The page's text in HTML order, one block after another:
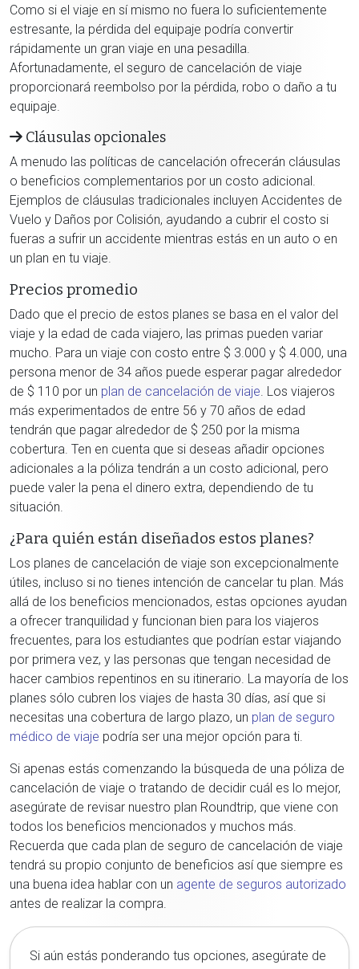
Como si el viaje en sí mismo no fuera lo suficientemente
estresante, la pérdida del equipaje podría convertir
rápidamente un gran viaje en una pesadilla.
Afortunadamente, el seguro de cancelación de viaje
proporcionará reembolso por la pérdida, robo o daño a tu
equipaje.
Cláusulas opcionales
A menudo las políticas de cancelación ofrecerán cláusulas
o beneficios complementarios por un costo adicional.
Ejemplos de cláusulas tradicionales incluyen Accidentes de
Vuelo y Daños por Colisión, ayudando a cubrir el costo si
fueras a sufrir un accidente mientras estás en un auto o en
un plan en tu viaje.
Precios promedio
Dado que el precio de estos planes se basa en el valor del
viaje y la edad de cada viajero, las primas pueden variar
mucho. Para un viaje con costo entre $ 3.000 y $ 4.000, una
persona menor de 34 años puede esperar pagar alrededor
de $ 110 por un plan de cancelación de viaje. Los viajeros
más experimentados de entre 56 y 70 años de edad
tendrán que pagar alrededor de $ 250 por la misma
cobertura. Ten en cuenta que si deseas añadir opciones
adicionales a la póliza tendrán a un costo adicional, pero
puede valer la pena el dinero extra, dependiendo de tu
situación.
¿Para quién están diseñados estos planes?
Los planes de cancelación de viaje son excepcionalmente
útiles, incluso si no tienes intención de cancelar tu plan. Más
allá de los beneficios mencionados, estas opciones ayudan
a ofrecer tranquilidad y funcionan bien para los viajeros
frecuentes, para los estudiantes que podrían estar viajando
por primera vez, y las personas que tengan necesidad de
hacer cambios repentinos en su itinerario. La mayoría de los
planes sólo cubren los viajes de hasta 30 días, así que si
necesitas una cobertura de largo plazo, un plan de seguro
médico de viaje podría ser una mejor opción para ti.
Si apenas estás comenzando la búsqueda de una póliza de
cancelación de viaje o tratando de decidir cuál es lo mejor,
asegúrate de revisar nuestro plan Roundtrip, que viene con
todos los beneficios mencionados y muchos más.
Recuerda que cada plan de seguro de cancelación de viaje
tendrá su propio conjunto de beneficios así que siempre es
una buena idea hablar con un agente de seguros autorizado
antes de realizar la compra.
Si aún estás ponderando tus opciones, asegúrate de